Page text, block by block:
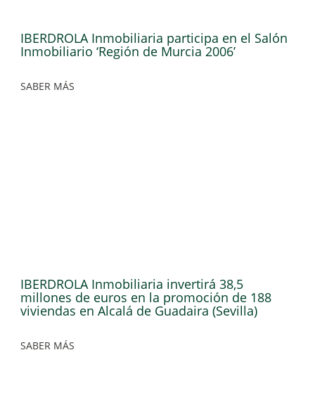
IBERDROLA Inmobiliaria participa en el Salón
Inmobiliario ‘Región de Murcia 2006’
SABER MÁS
IBERDROLA Inmobiliaria invertirá 38,5
millones de euros en la promoción de 188
viviendas en Alcalá de Guadaira (Sevilla)
SABER MÁS